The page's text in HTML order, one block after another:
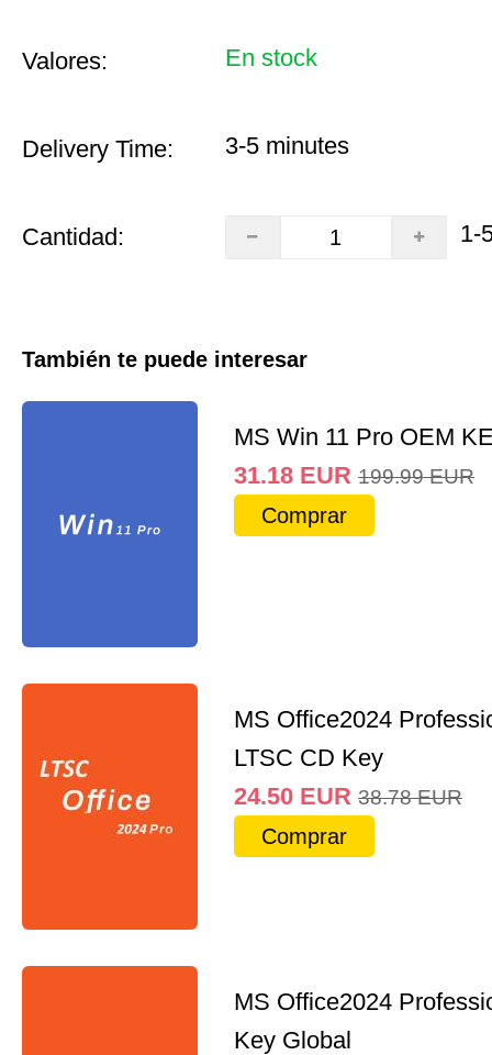
Valores: En stock
Delivery Time: 3-5 minutes
Cantidad: 1-
También te puede interesar
MS Win 11 Pro OEM
31.18 EUR 199.99 EUR
Comprar
MS Office2024
LTSC CD Key
24.50 EUR 38.78 EUR
Comprar
MS Office2024
Key Global